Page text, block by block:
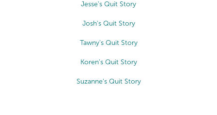
Jesse's Quit Story
Josh's Quit Story
Tawny's Quit Story
Koren's Quit Story
Suzanne's Quit Story